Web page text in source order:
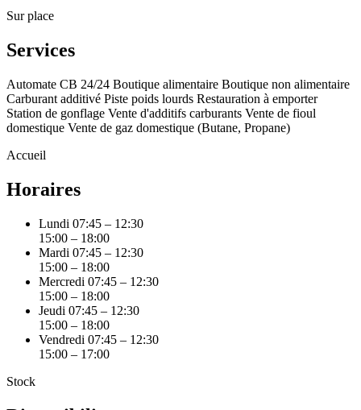
Sur place
Services
Automate CB 24/24 Boutique alimentaire Boutique non alimentaire
Carburant additivé Piste poids lourds Restauration à emporter
Station de gonflage Vente d'additifs carburants Vente de fioul
domestique Vente de gaz domestique (Butane, Propane)
Accueil
Horaires
Lundi 07:45 – 12:30
15:00 – 18:00
Mardi 07:45 – 12:30
15:00 – 18:00
Mercredi 07:45 – 12:30
15:00 – 18:00
Jeudi 07:45 – 12:30
15:00 – 18:00
Vendredi 07:45 – 12:30
15:00 – 17:00
Stock